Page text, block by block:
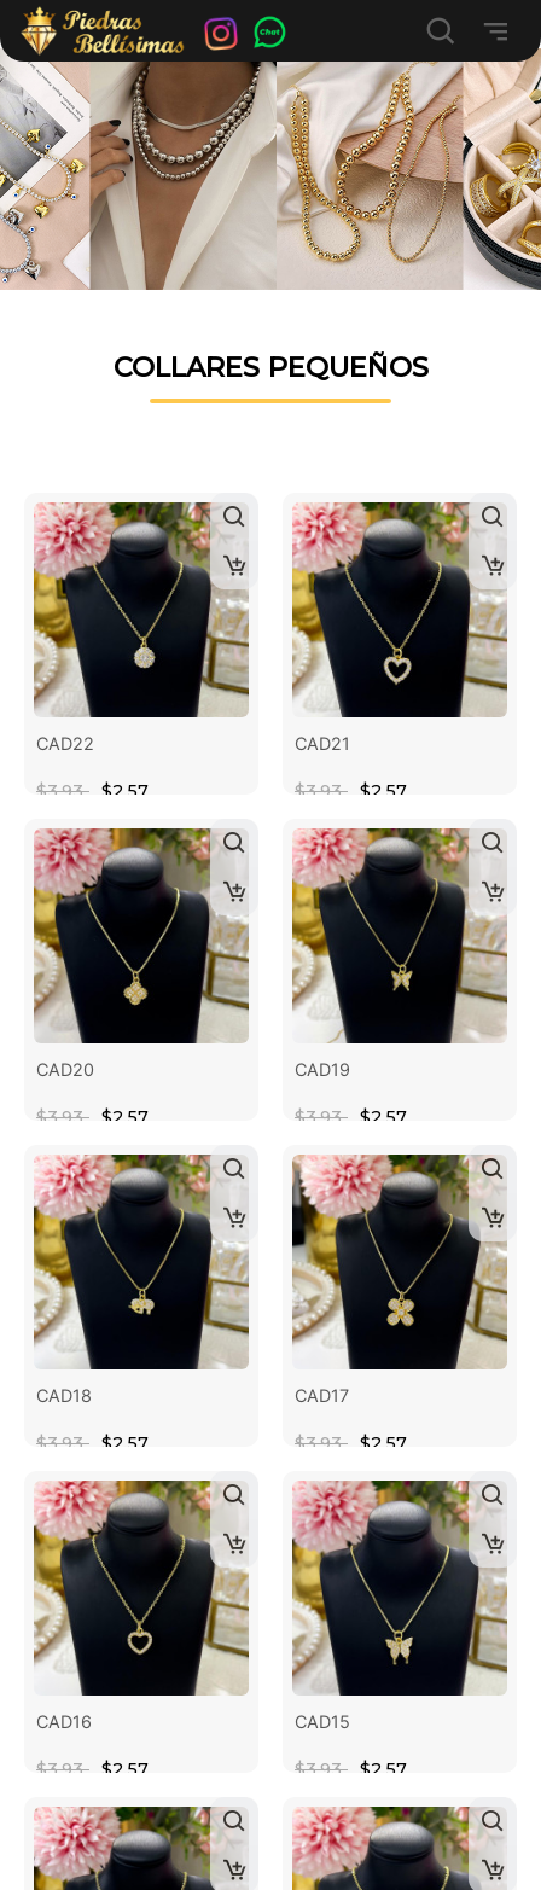
COLLARES PEQUEÑOS
CAD22
$3.93 $2.57
CAD21
$3.93 $2.57
CAD20
$3.93 $2.57
CAD19
$3.93 $2.57
CAD18
$3.93 $2.57
CAD17
$3.93 $2.57
CAD16
$3.93 $2.57
CAD15
$3.93 $2.57